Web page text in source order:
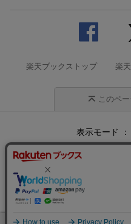
楽天ブックストップ 楽
このペ
表示モード
企業情報 個人情報保護方針